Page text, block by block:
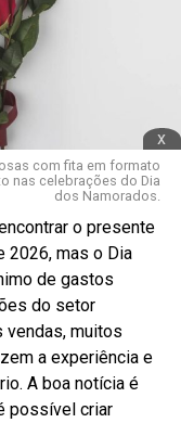
x
com fita em formato
nas celebrações do Dia
dos Namorados.
o presente
2026, mas o Dia
de gastos
do setor
vendas, muitos
a experiência e
A boa notícia é
possível criar